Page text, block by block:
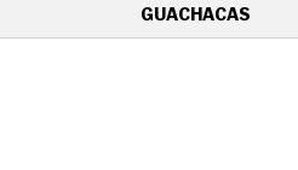
IN NEW WINDOWGUACHACAS